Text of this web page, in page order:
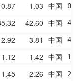
0.87 1.03 中国
42.60 中国
2.92 3.81 中国
1.12 1.42 中国
1.45 2.26 中国